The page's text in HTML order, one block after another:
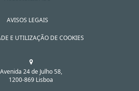
AVISOS LEGAIS
E UTILIZAÇÃO DE COOKIES
Avenida 24 de Julho 58,
1200-869 Lisboa